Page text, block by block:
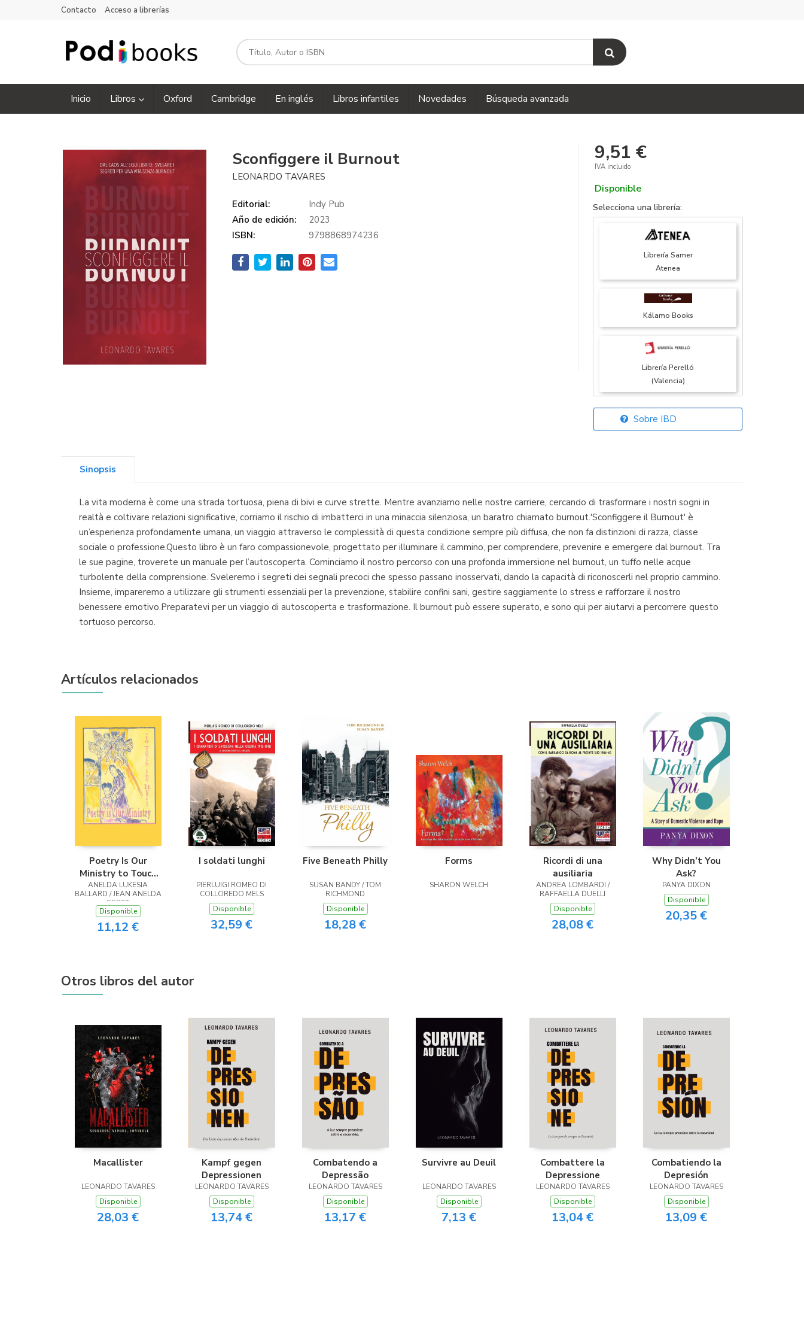
Contacto Acceso a librerías
Inicio Libros Oxford Cambridge En inglés Libros infantiles Novedades Búsqueda avanzada
Sconfiggere il Burnout
LEONARDO TAVARES
Editorial:
Indy Pub
Año de edición:
2023
ISBN:
9798868974236
9,51 €
IVA incluido
Disponible
Selecciona una librería:
Librería Samer
Atenea
Kálamo Books
Librería Perelló
(Valencia)
Librería Elías
Librería Kolima
Sobre IBD
Sinopsis
La vita moderna è come una strada tortuosa, piena di bivi e curve strette. Mentre avanziamo nelle nostre carriere, cercando di trasformare i nostri sogni in
realtà e coltivare relazioni significative, corriamo il rischio di imbatterci in una minaccia silenziosa, un baratro chiamato burnout.'Sconfiggere il Burnout' è
un’esperienza profondamente umana, un viaggio attraverso le complessità di questa condizione sempre più diffusa, che non fa distinzioni di razza, classe
sociale o professione.Questo libro è un faro compassionevole, progettato per illuminare il cammino, per comprendere, prevenire e emergere dal burnout. Tra
le sue pagine, troverete un manuale per l’autoscoperta. Cominciamo il nostro percorso con una profonda immersione nel burnout, un tuffo nelle acque
turbolente della comprensione. Sveleremo i segreti dei segnali precoci che spesso passano inosservati, dando la capacità di riconoscerli nel proprio cammino.
Insieme, impareremo a utilizzare gli strumenti essenziali per la prevenzione, stabilire confini sani, gestire saggiamente lo stress e rafforzare il nostro
benessere emotivo.Preparatevi per un viaggio di autoscoperta e trasformazione. Il burnout può essere superato, e sono qui per aiutarvi a percorrere questo
tortuoso percorso.
Artículos relacionados
Poetry Is Our
Ministry to Touch
the Heart
ANELDA LUKESIA
BALLARD / JEAN ANELDA
SCOTT
Disponible
11,12 €
I soldati lunghi
PIERLUIGI ROMEO DI
COLLOREDO MELS
Disponible
32,59 €
Five Beneath Philly
SUSAN BANDY / TOM
RICHMOND
Disponible
18,28 €
Forms
SHARON WELCH
Ricordi di una
ausiliaria
ANDREA LOMBARDI /
RAFFAELLA DUELLI
Disponible
28,08 €
Why Didn’t You
Ask?
PANYA DIXON
Disponible
20,35 €
Otros libros del autor
Macallister
LEONARDO TAVARES
Disponible
28,03 €
Kampf gegen
Depressionen
LEONARDO TAVARES
Disponible
13,74 €
Combatendo a
Depressão
LEONARDO TAVARES
Disponible
13,17 €
Survivre au Deuil
LEONARDO TAVARES
Disponible
7,13 €
Combattere la
Depressione
LEONARDO TAVARES
Disponible
13,04 €
Combatiendo la
Depresión
LEONARDO TAVARES
Disponible
13,09 €